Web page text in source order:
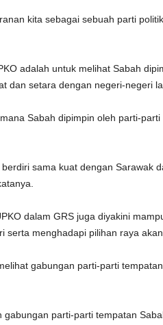
kita sebagai sebuah parti
adalah untuk melihat Sabah
dan setara dengan negeri-negeri
Sabah dipimpin oleh parti-
sama kuat dengan Sarawak
dalam GRS juga diyakini
serta menghadapi pilihan raya
gabungan parti-parti
gabungan parti-parti tempatan